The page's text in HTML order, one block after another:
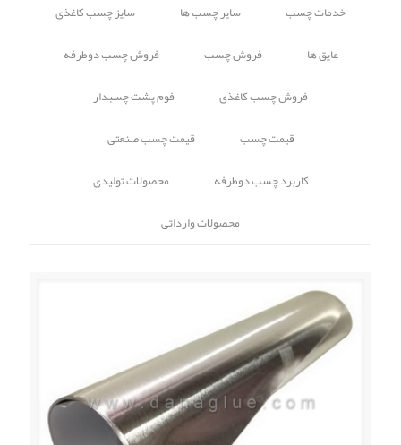
خدمات چسب
سایر چسب ها
سایز چسب کاغذی
عایق ها
فروش چسب
فروش چسب دوطرفه
فروش چسب کاغذی
فوم پشت چسبدار
قیمت چسب
قیمت چسب صنعتی
کاربرد چسب دوطرفه
محصولات تولیدی
محصولات وارداتی